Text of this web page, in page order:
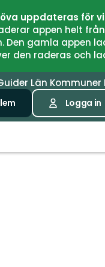
uppdateras för
appen helt
Den gamla
den raderas och
Län Kommuner
Logga in